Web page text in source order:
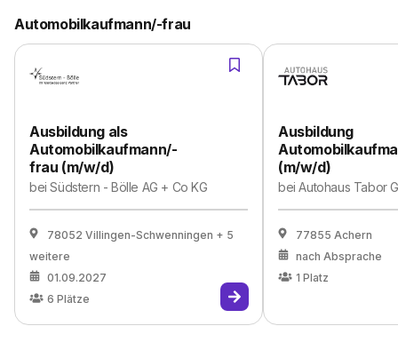
Automobilkaufmann/-frau
Ausbildung als
Automobilkaufmann/-
frau (m/w/d)
beiSüdstern - Bölle AG + Co KG
78052 Villingen-Schwenningen + 5
weitere
01.09.2027
6 Plätze
Ausbildung
(m/w/d)
beiAutohaus Tabor
77855 Achern
nach Absprache
1 Platz